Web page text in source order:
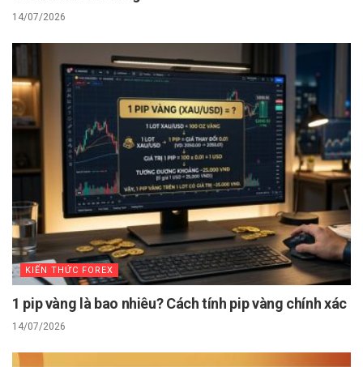
14/07/2026
KIẾN THỨC FOREX
1 pip vàng là bao nhiêu? Cách tính pip vàng chính xác
14/07/2026